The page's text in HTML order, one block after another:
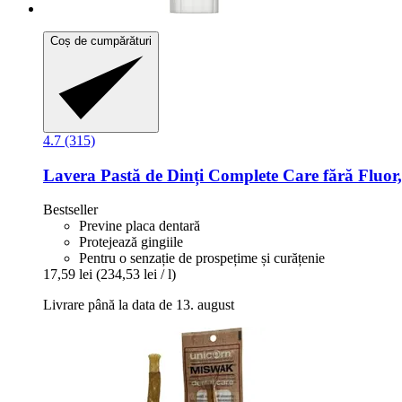
Coș de cumpărături
4.7 (315)
Lavera Pastă de Dinți Complete Care fără
Bestseller
Previne placa dentară
Protejează gingiile
Pentru o senzație de prospețime și curățenie
17,59 lei (234,53 lei / l)
Livrare până la data de 13. august